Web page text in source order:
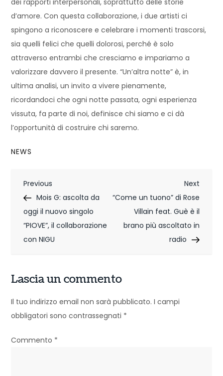
dei rapporti interpersonali, soprattutto delle storie
d’amore. Con questa collaborazione, i due artisti ci
spingono a riconoscere e celebrare i momenti trascorsi,
sia quelli felici che quelli dolorosi, perché è solo
attraverso entrambi che cresciamo e impariamo a
valorizzare davvero il presente. “Un’altra notte” è, in
ultima analisi, un invito a vivere pienamente,
ricordandoci che ogni notte passata, ogni esperienza
vissuta, fa parte di noi, definisce chi siamo e ci dà
l’opportunità di costruire chi saremo.
NEWS
N
a
v
i
a
z
i
o
Previous
Post
Previous
Mois G: ascolta da
oggi il nuovo singolo
“PIOVE”, il collaborazione
con NIGU
Next
Post
Next
“Come un tuono” di Rose
Villain feat. Guè è il
brano più ascoltato in
radio
Lascia un commento
Il tuo indirizzo email non sarà pubblicato. I campi
obbligatori sono contrassegnati *
Commento *